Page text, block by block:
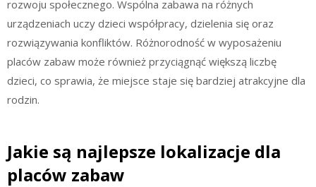
rozwoju społecznego. Wspólna zabawa na różnych
urządzeniach uczy dzieci współpracy, dzielenia się oraz
rozwiązywania konfliktów. Różnorodność w wyposażeniu
placów zabaw może również przyciągnąć większą liczbę
dzieci, co sprawia, że miejsce staje się bardziej atrakcyjne dla
rodzin.
Jakie są najlepsze lokalizacje dla
placów zabaw